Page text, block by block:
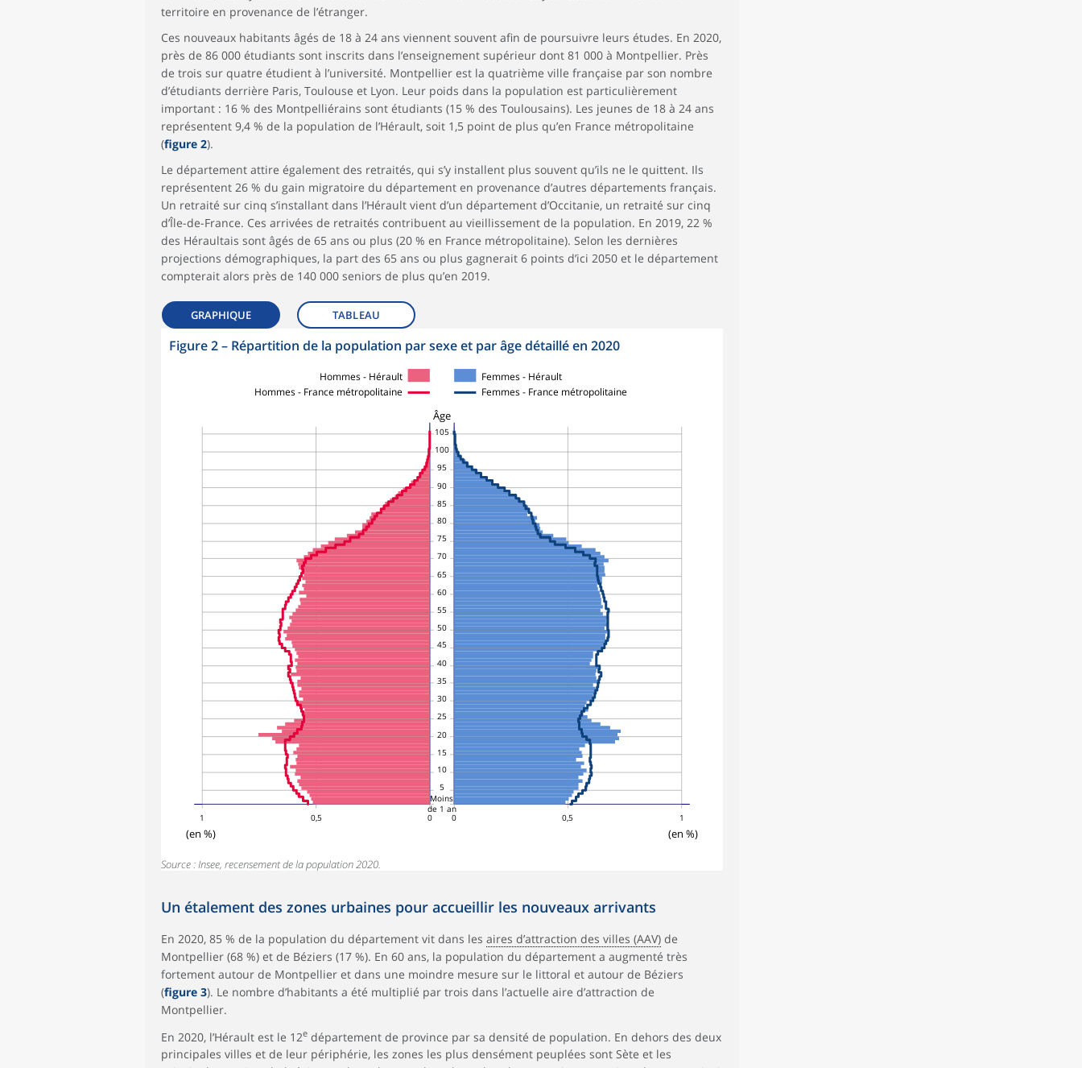
territoire en provenance de l’étranger.
Ces nouveaux habitants âgés de 18 à 24 ans viennent souvent afin de poursuivre leurs études. En 2020,
près de 86 000 étudiants sont inscrits dans l’enseignement supérieur dont 81 000 à Montpellier. Près
de trois sur quatre étudient à l’université. Montpellier est la quatrième ville française par son nombre
d’étudiants derrière Paris, Toulouse et Lyon. Leur poids dans la population est particulièrement
important : 16 % des Montpelliérains sont étudiants (15 % des Toulousains). Les jeunes de 18 à 24 ans
représentent 9,4 % de la population de l’Hérault, soit 1,5 point de plus qu’en France métropolitaine
(figure 2).
Le département attire également des retraités, qui s’y installent plus souvent qu’ils ne le quittent. Ils
représentent 26 % du gain migratoire du département en provenance d’autres départements français.
Un retraité sur cinq s’installant dans l’Hérault vient d’un département d’Occitanie, un retraité sur cinq
d’Île-de-France. Ces arrivées de retraités contribuent au vieillissement de la population. En 2019, 22 %
des Héraultais sont âgés de 65 ans ou plus (20 % en France métropolitaine). Selon les dernières
projections démographiques, la part des 65 ans ou plus gagnerait 6 points d’ici 2050 et le département
compterait alors près de 140 000 seniors de plus qu’en 2019.
GRAPHIQUE TABLEAU
Figure 2– Répartition de la population par sexe et par âge détaillé en 2020
0 0,5 1
0
0,5
1
Âge
(en %)
(en %)
Moins
de 1 an
5
10
15
20
25
30
35
40
45
50
55
60
65
70
75
80
85
90
95
100
105
Hommes - Hérault Femmes - Hérault
Hommes - France métropolitaine Femmes - France métropolitaine
Source : Insee, recensement de la population 2020.
Un étalement des zones urbaines pour accueillir les nouveaux arrivants
En 2020, 85 % de la population du département vit dans les aires d’attraction des villes (AAV) de
Montpellier (68 %) et de Béziers (17 %). En 60 ans, la population du département a augmenté très
fortement autour de Montpellier et dans une moindre mesure sur le littoral et autour de Béziers
(figure 3). Le nombre d’habitants a été multiplié par trois dans l’actuelle aire d’attraction de
Montpellier.
En 2020, l’Hérault est le 12e département de province par sa densité de population. En dehors des deux
principales villes et de leur périphérie, les zones les plus densément peuplées sont Sète et les